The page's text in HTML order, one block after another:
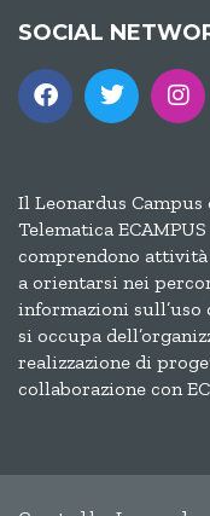
SOCIAL
Il Leonardus
Telematica
comprendono
a orientarsi nei
informazioni
si occupa
realizzazione di
collaborazione con